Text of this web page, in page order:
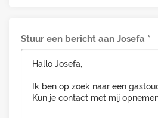
Stuur een bericht aan Josefa